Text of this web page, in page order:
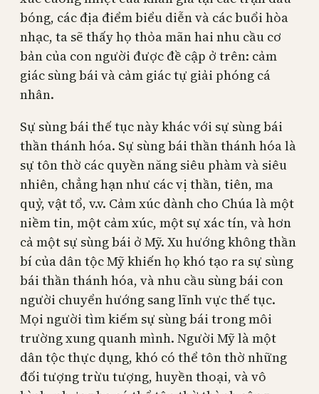
bóng, các địa điểm biểu diễn và các buổi hòa
nhạc, ta sẽ thấy họ thỏa mãn hai nhu cầu cơ
bản của con người được đề cập ở trên: cảm
giác sùng bái và cảm giác tự giải phóng cá
nhân.
Sự sùng bái thế tục này khác với sự sùng bái
thần thánh hóa. Sự sùng bái thần thánh hóa là
sự tôn thờ các quyền năng siêu phàm và siêu
nhiên, chẳng hạn như các vị thần, tiên, ma
quỷ, vật tổ, v.v. Cảm xúc dành cho Chúa là một
niềm tin, một cảm xúc, một sự xác tín, và hơn
cả một sự sùng bái ở Mỹ. Xu hướng không thần
bí của dân tộc Mỹ khiến họ khó tạo ra sự sùng
bái thần thánh hóa, và nhu cầu sùng bái con
người chuyển hướng sang lĩnh vực thế tục.
Mọi người tìm kiếm sự sùng bái trong môi
trường xung quanh mình. Người Mỹ là một
dân tộc thực dụng, khó có thể tôn thờ những
đối tượng trừu tượng, huyền thoại, và vô